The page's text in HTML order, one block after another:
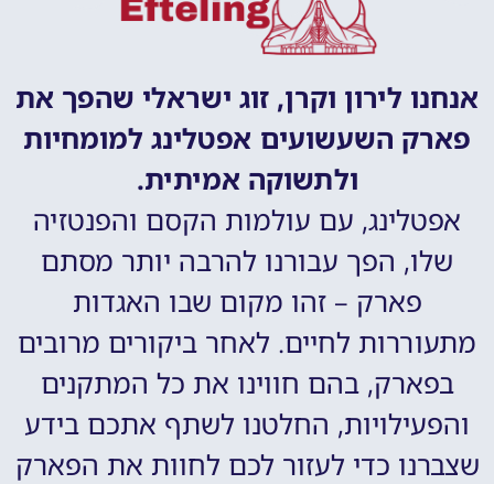
אנחנו לירון וקרן, זוג ישראלי שהפך את
פארק השעשועים אפטלינג למומחיות
ולתשוקה אמיתית.
אפטלינג, עם עולמות הקסם והפנטזיה
שלו, הפך עבורנו להרבה יותר מסתם
פארק – זהו מקום שבו האגדות
מתעוררות לחיים. לאחר ביקורים מרובים
בפארק, בהם חווינו את כל המתקנים
והפעילויות, החלטנו לשתף אתכם בידע
שצברנו כדי לעזור לכם לחוות את הפארק